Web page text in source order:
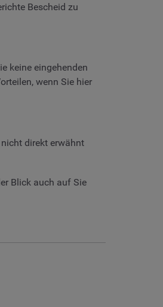
Bescheid zu
keine eingehenden
wenn Sie hier
direkt erwähnt
Blick auch auf Sie